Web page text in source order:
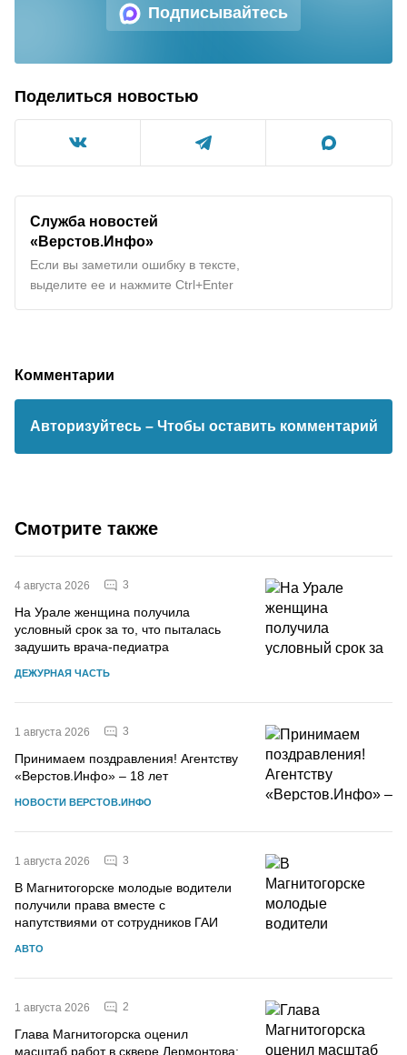
Подписывайтесь
Поделиться новостью
Служба новостей
«Верстов.Инфо»
Если вы заметили ошибку в тексте,
выделите ее и нажмите Ctrl+Enter
Комментарии
Авторизуйтесь – Чтобы оставить комментарий
Смотрите также
4 августа 2026 3
На Урале женщина получила
условный срок за то, что пыталась
задушить врача-педиатра
ДЕЖУРНАЯ ЧАСТЬ
1 августа 2026 3
Принимаем поздравления! Агентству
«Верстов.Инфо» – 18 лет
НОВОСТИ ВЕРСТОВ.ИНФО
1 августа 2026 3
В Магнитогорске молодые водители
получили права вместе с
напутствиями от сотрудников ГАИ
АВТО
1 августа 2026 2
Глава Магнитогорска оценил
масштаб работ в сквере Лермонтова: